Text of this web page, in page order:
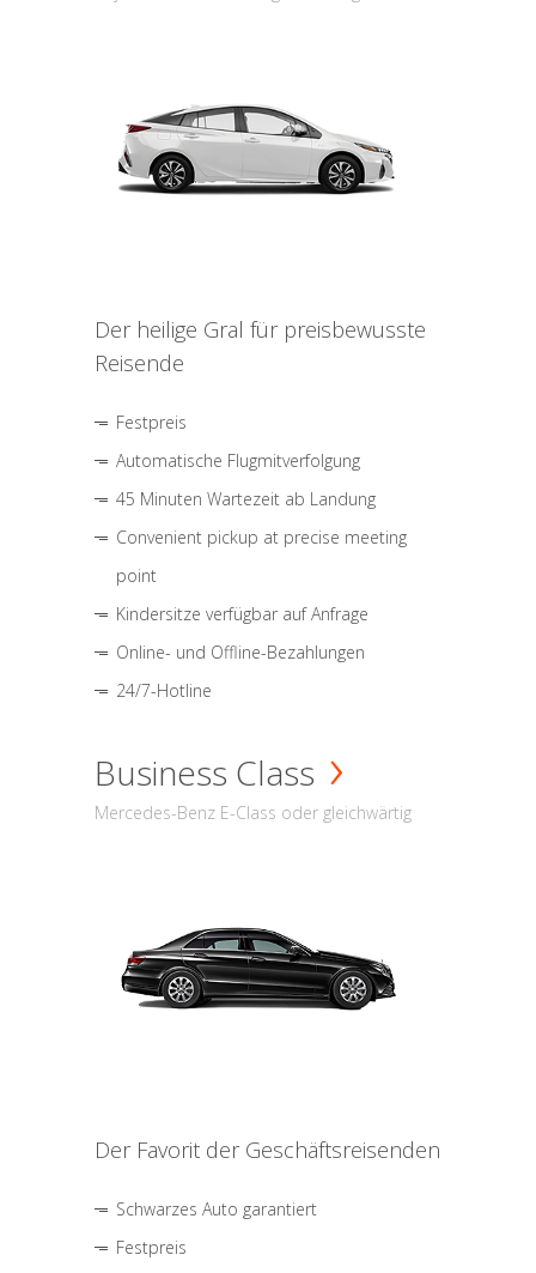
Der heilige Gral für preisbewusste
Reisende
Festpreis
Automatische Flugmitverfolgung
45 Minuten Wartezeit ab Landung
Convenient pickup at precise meeting
point
Kindersitze verfügbar auf Anfrage
Online- und Offline-Bezahlungen
24/7-Hotline
Business Class
Mercedes-Benz E-Class oder gleichwärtig
Der Favorit der Geschäftsreisenden
Schwarzes Auto garantiert
Festpreis